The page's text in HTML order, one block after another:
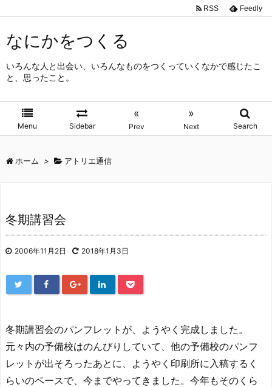
なにかをつくる
いろんな人と出会い、いろんなものをつくっていくなかで感じたこ
と、思ったこと。
Menu Sidebar
«
Prev
»
Next Search
RSS Feedly
ホーム > アトリエ通信
冬期講習会
2006年11月2日 2018年1月3日
冬期講習会のパンフレットが、ようやく完成しました。
元々内の予備校はのんびりしていて、他の予備校のパンフ
レットが出そろったあとに、ようやく印刷所に入稿するく
らいのペースで、今までやってきました。今年もそのくら